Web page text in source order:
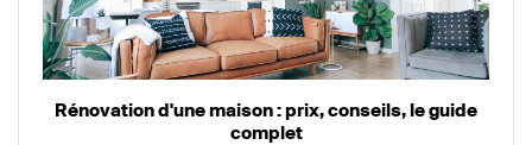
Rénovation d'une maison : prix, conseils, le guide
complet